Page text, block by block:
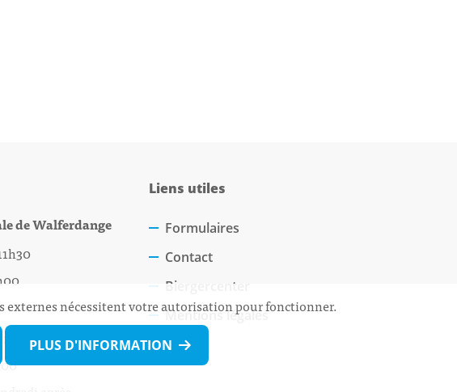
de Walferdange
Liens utiles
Formulaires
Contact
Biergercenter
Mentions légales
externes nécessitent votre autorisation pour fonctionner.
PLUS D'INFORMATION